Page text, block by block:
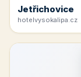
Jetřichovice
hotelvysokalipa.cz